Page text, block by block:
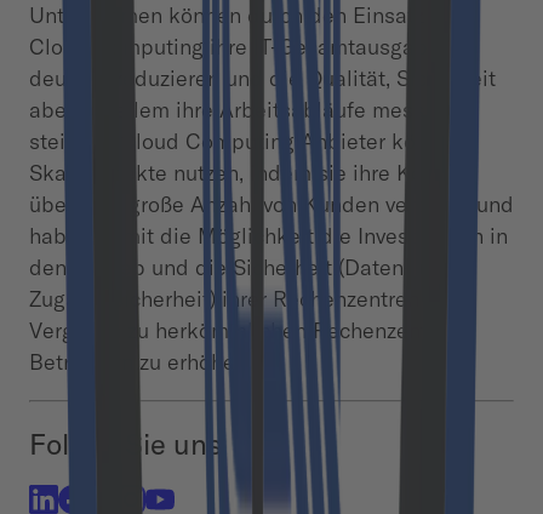
Unternehmen können durch den Einsatz von
Cloud Computing ihre IT-Gesamtausgaben
deutlich reduzieren und die Qualität, Sicherheit
aber vor allem ihre Arbeitsabläufe messbar
steigern. Cloud Computing Anbieter können
Skaleneffekte nutzen, indem sie ihre Kosten
über eine große Anzahl von Kunden verteilen und
haben damit die Möglichkeit die Investitionen in
den Betrieb und die Sicherheit (Daten- und
Zugangssicherheit) ihrer Rechenzentren im
Vergleich zu herkömmlichen Rechenzentrums
Betreibern zu erhöhen.
Folgen Sie uns